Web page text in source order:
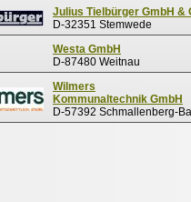
Julius Tielbürger GmbH &
D-32351 Stemwede
Westa GmbH
D-87480 Weitnau
Wilmers
Kommunaltechnik GmbH
D-57392 Schmallenberg-